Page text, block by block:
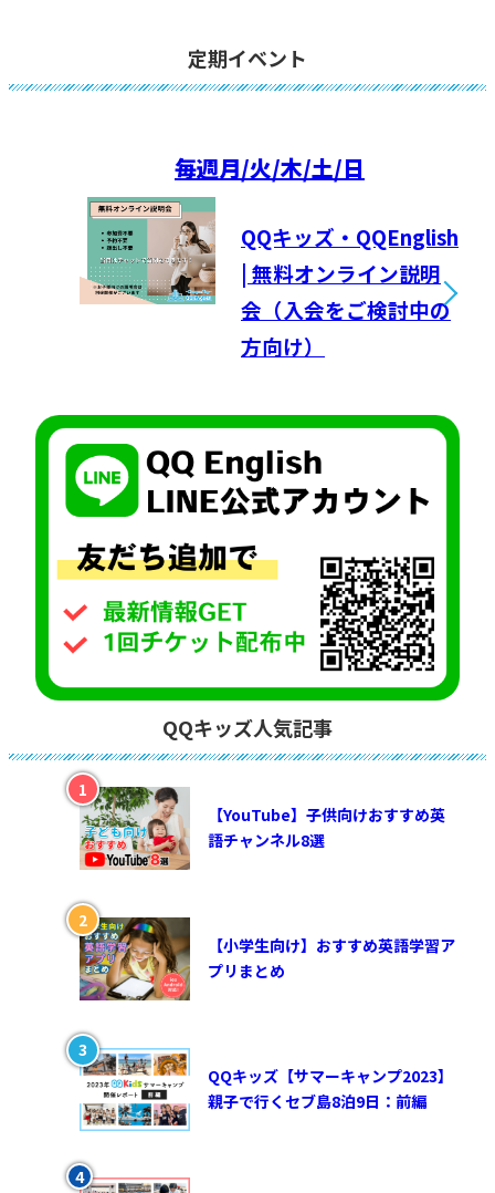
定期イベント
毎週月/火/木/土/日
QQキッズ・QQEnglish
| 無料オンライン説明
会（入会をご検討中の
方向け）
QQキッズ人気記事
【YouTube】子供向けおすすめ英
語チャンネル8選
【小学生向け】おすすめ英語学習ア
プリまとめ
QQキッズ【サマーキャンプ2023】
親子で行くセブ島8泊9日：前編